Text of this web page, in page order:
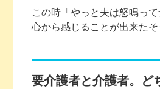
この時「やっと夫は怒鳴っ
心から感じることが出来たそ
要介護者と介護者。ど